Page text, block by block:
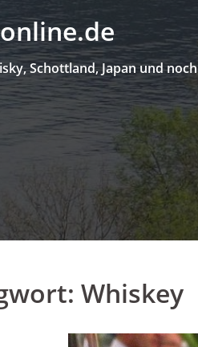
Schottland, Japan und noch
Whiskey